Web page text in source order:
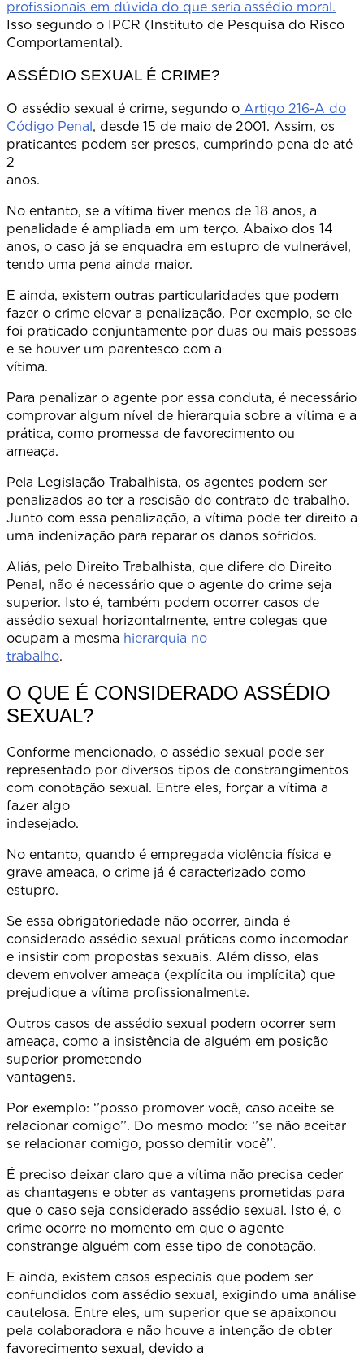
profissionais em dúvida do que seria assédio moral.
Isso segundo o IPCR (Instituto de Pesquisa do Risco
ASSÉDIO SEXUAL É CRIME?
O assédio sexual é crime, segundo o Artigo 216-A do
Código Penal, desde 15 de maio de 2001. Assim, os
praticantes podem ser presos, cumprindo pena de até
2
anos.
No entanto, se a vítima tiver menos de 18 anos, a
penalidade é ampliada em um terço. Abaixo dos 14
anos, o caso já se enquadra em estupro de vulnerável,
tendo uma pena ainda maior.
E ainda, existem outras particularidades que podem
fazer o crime elevar a penalização. Por exemplo, se ele
foi praticado conjuntamente por duas ou mais pessoas
e se houver um parentesco com a
Para penalizar o agente por essa conduta, é necessário
comprovar algum nível de hierarquia sobre a vítima e a
prática, como promessa de favorecimento ou
Pela Legislação Trabalhista, os agentes podem ser
penalizados ao ter a rescisão do contrato de trabalho.
Junto com essa penalização, a vítima pode ter direito a
uma indenização para reparar os danos sofridos.
Aliás, pelo Direito Trabalhista, que difere do Direito
Penal, não é necessário que o agente do crime seja
superior. Isto é, também podem ocorrer casos de
assédio sexual horizontalmente, entre colegas que
ocupam a mesma hierarquia no
trabalho
O QUE É CONSIDERADO ASSÉDIO
SEXUAL?
Conforme mencionado, o assédio sexual pode ser
representado por diversos tipos de constrangimentos
com conotação sexual. Entre eles, forçar a vítima a
fazer algo
No entanto, quando é empregada violência física e
grave ameaça, o crime já é caracterizado como
estupro.
Se essa obrigatoriedade não ocorrer, ainda é
considerado assédio sexual práticas como incomodar
e insistir com propostas sexuais. Além disso, elas
devem envolver ameaça (explícita ou implícita) que
prejudique a vítima profissionalmente.
Outros casos de assédio sexual podem ocorrer sem
ameaça, como a insistência de alguém em posição
superior prometendo
Por exemplo: ‘’posso promover você, caso aceite se
relacionar comigo’’. Do mesmo modo: ‘’se não aceitar
se relacionar comigo, posso demitir você’’.
É preciso deixar claro que a vítima não precisa ceder
as chantagens e obter as vantagens prometidas para
que o caso seja considerado assédio sexual. Isto é, o
crime ocorre no momento em que o agente
constrange alguém com esse tipo de conotação.
E ainda, existem casos especiais que podem ser
confundidos com assédio sexual, exigindo uma análise
cautelosa. Entre eles, um superior que se apaixonou
pela colaboradora e não houve a intenção de obter
favorecimento sexual, devido a